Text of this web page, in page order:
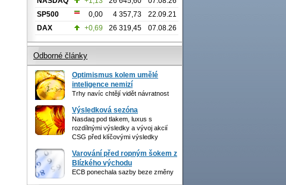
SP500
0,00 4 357,73
22.09.21
DAX
+0,69 26 319,45 07.08.26
Odborné články
Optimismus kolem umělé
inteligence nemizí
Trhy navíc chtějí vidět návratnost
Výsledková sezóna
Nasdaq pod tlakem, luxus s
rozdílnými výsledky a vývoj akcií
CSG před klíčovými výsledky
Varování před ropným šokem z
Blízkého východu
ECB ponechala sazby beze změny